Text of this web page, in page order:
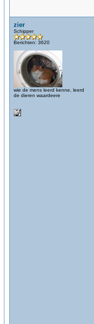
zier
Schipper
Berichten: 3620
wie de mens leerd kenne, leerd
de dieren waardeere